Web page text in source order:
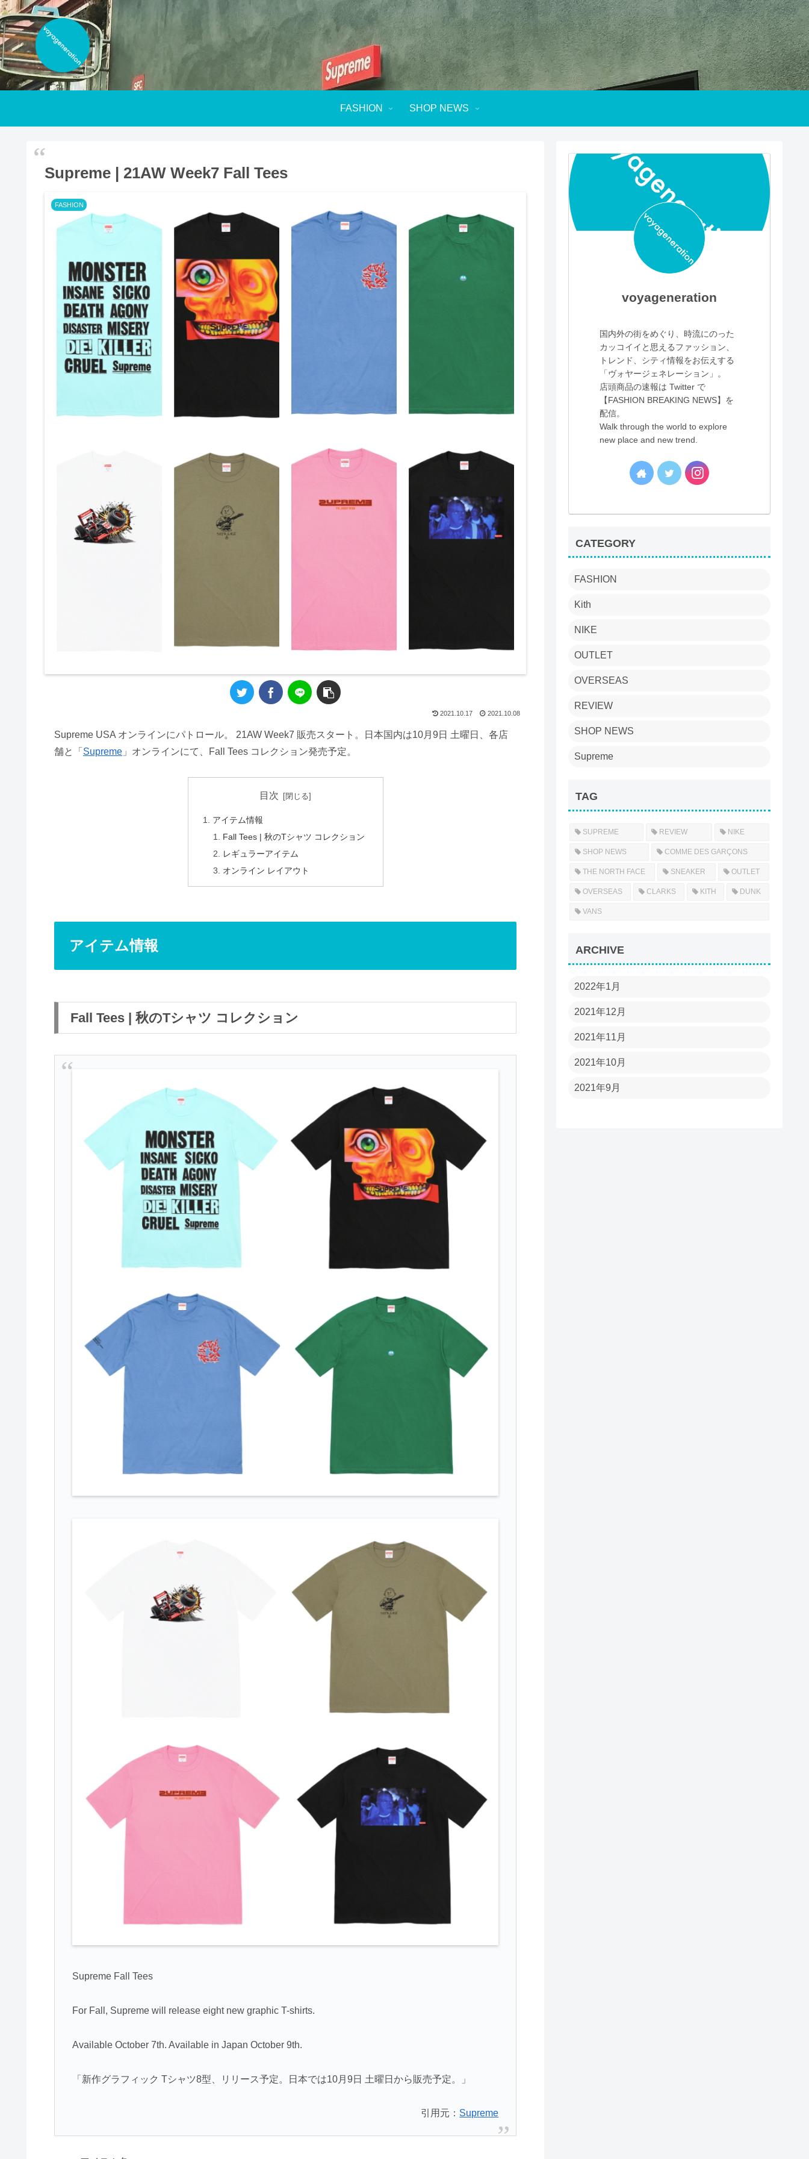
FASHION SHOP NEWS
Supreme | 21AW Week7 Fall Tees
FASHION
2021.10.17 2021.10.08
Supreme USA オンラインにパトロール。 21AW Week7 販売スタート。日本国内は10月9日 土曜日、各店
舗と「 Supreme 」オンラインにて、Fall Tees コレクション発売予定。
目次
アイテム情報
Fall Tees | 秋のTシャツ コレクション
レギュラーアイテム
オンライン レイアウト
アイテム情報
Fall Tees | 秋のTシャツ コレクション
Supreme Fall Tees
For Fall, Supreme will release eight new graphic T-shirts.
Available October 7th. Available in Japan October 9th.
「新作グラフィック Tシャツ8型、リリース予定。日本では10月9日 土曜日から販売予定。」
引用元： Supreme
voyageneration
国内外の街をめぐり、時流にのった
カッコイイと思えるファッション、
トレンド、シティ情報をお伝えする
「ヴォヤージェネレーション」。
店頭商品の速報は Twitter で
【FASHION BREAKING NEWS】を
配信。
Walk through the world to explore
new place and new trend.
CATEGORY
FASHION
Kith
NIKE
OUTLET
OVERSEAS
REVIEW
SHOP NEWS
Supreme
TAG
SUPREME REVIEW NIKE
SHOP NEWS COMME DES GARÇONS
THE NORTH FACE SNEAKER OUTLET
OVERSEAS CLARKS KITH DUNK
VANS
ARCHIVE
2022年1月
2021年12月
2021年11月
2021年10月
2021年9月